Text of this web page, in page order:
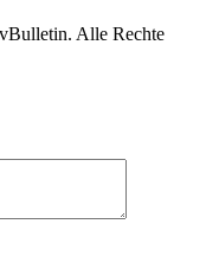
Alle Rechte